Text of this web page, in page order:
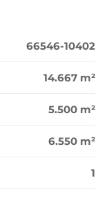
66546-10402
14.667 m²
5.500 m²
6.550 m²
1